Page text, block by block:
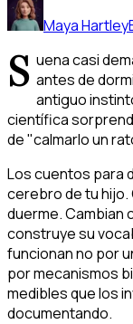
Maya Hartley
S uena casi
antes de
antiguo
científica
de "calmarlo un
Los cuentos para
cerebro de tu hijo.
duerme. Cambian
construye su
funcionan no por
por mecanismos
medibles que los
documentando.